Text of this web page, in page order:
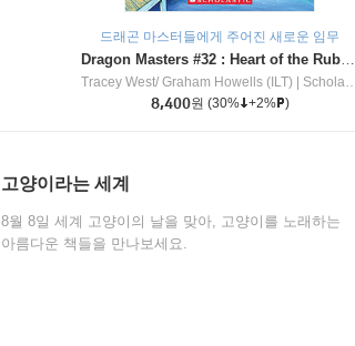
드래곤 마스터들에게 주어진 새로운 임무
Dragon Masters #32 : Heart of the Ruby Dragon (A Branches Book)
Tracey West/ Graham Howells (ILT)
Scholastic Inc
8,400원 (30% +2% )
고양이라는 세계
8월 8일 세계 고양이의 날을 맞아, 고양이를 노래하는
아름다운 책들을 만나보세요.